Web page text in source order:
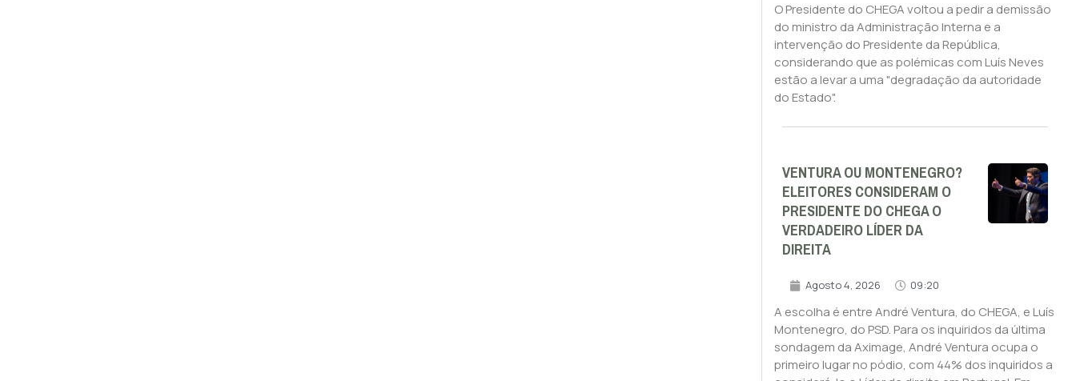
O Presidente do CHEGA voltou a pedir a demissão
do ministro da Administração Interna e a
intervenção do Presidente da República,
considerando que as polémicas com Luís Neves
estão a levar a uma "degradação da autoridade
do Estado".
VENTURA OU MONTENEGRO?
ELEITORES CONSIDERAM O
PRESIDENTE DO CHEGA O
VERDADEIRO LÍDER DA
DIREITA
Agosto 4, 2026 09:20
A escolha é entre André Ventura, do CHEGA, e Luís
Montenegro, do PSD. Para os inquiridos da última
sondagem da Aximage, André Ventura ocupa o
primeiro lugar no pódio, com 44% dos inquiridos a